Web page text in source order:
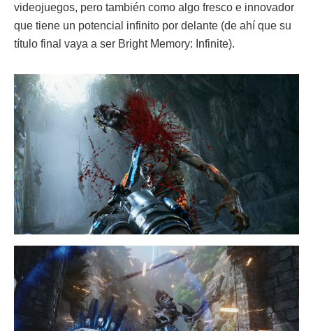
videojuegos, pero también como algo fresco e innovador
que tiene un potencial infinito por delante (de ahí que su
título final vaya a ser Bright Memory: Infinite).